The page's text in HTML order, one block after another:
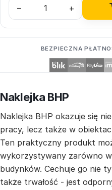
– +
BEZPIECZNA
Naklejka BHP
Naklejka BHP okazuje się
pracy, lecz także w
Ten praktyczny produkt
wykorzystywany zarówno
budynków. Cechuje go nie
także trwałość - jest